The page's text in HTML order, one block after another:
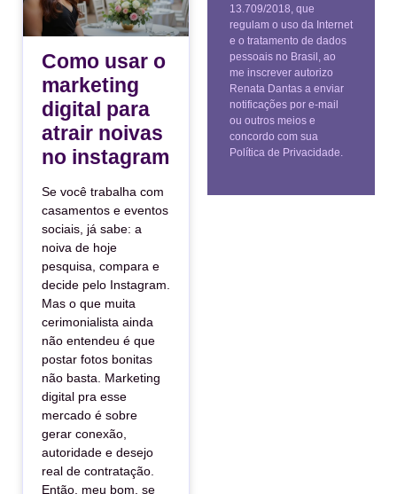
Como usar o
marketing
digital para
atrair noivas
no instagram
Se você trabalha com
casamentos e eventos
sociais, já sabe: a
noiva de hoje
pesquisa, compara e
decide pelo Instagram.
Mas o que muita
cerimonialista ainda
não entendeu é que
postar fotos bonitas
não basta. Marketing
digital pra esse
mercado é sobre
gerar conexão,
autoridade e desejo
real de contratação.
Então, meu bom, se
13.709/2018, que
regulam o uso da Internet
e o tratamento de dados
pessoais no Brasil, ao
me inscrever autorizo
Renata Dantas a enviar
notificações por e-mail
ou outros meios e
concordo com sua
Política de Privacidade.